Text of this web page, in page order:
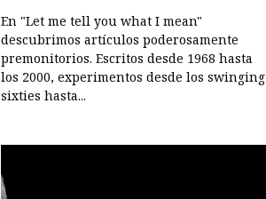
En "Let me tell you what I mean"
descubrimos artículos poderosamente
premonitorios. Escritos desde 1968 hasta
los 2000, experimentos desde los swinging
sixties hasta...